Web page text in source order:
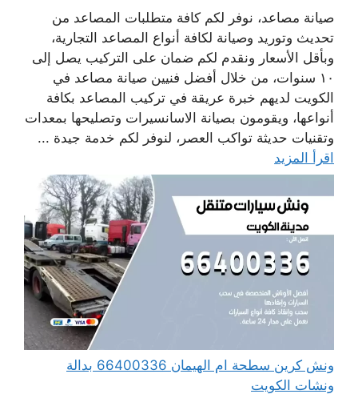
صيانة مصاعد، نوفر لكم كافة متطلبات المصاعد من
تحديث وتوريد وصيانة لكافة أنواع المصاعد التجارية،
وبأقل الأسعار ونقدم لكم ضمان على التركيب يصل إلى
١٠ سنوات، من خلال أفضل فنيين صيانة مصاعد في
الكويت لديهم خبرة عريقة في تركيب المصاعد بكافة
أنواعها، ويقومون بصيانة الاسانسيرات وتصليحها بمعدات
وتقنيات حديثة تواكب العصر، لنوفر لكم خدمة جيدة ...
اقرأ المزيد
ونش كرين سطحة ام الهيمان 66400336 بدالة
ونشات الكويت